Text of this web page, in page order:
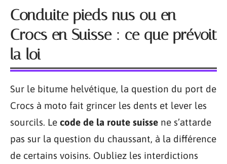
Conduite pieds nus ou en
Crocs en Suisse : ce que prévoit
la loi
Sur le bitume helvétique, la question du port de
Crocs à moto fait grincer les dents et lever les
sourcils. Le code de la route suisse ne s’attarde
pas sur la question du chaussant, à la différence
de certains voisins. Oubliez les interdictions